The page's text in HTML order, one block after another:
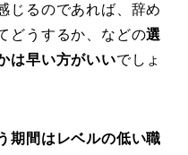
じるのであれば、辞め
どうするか、などの選
は早い方がいいでしょ
期間はレベルの低い職